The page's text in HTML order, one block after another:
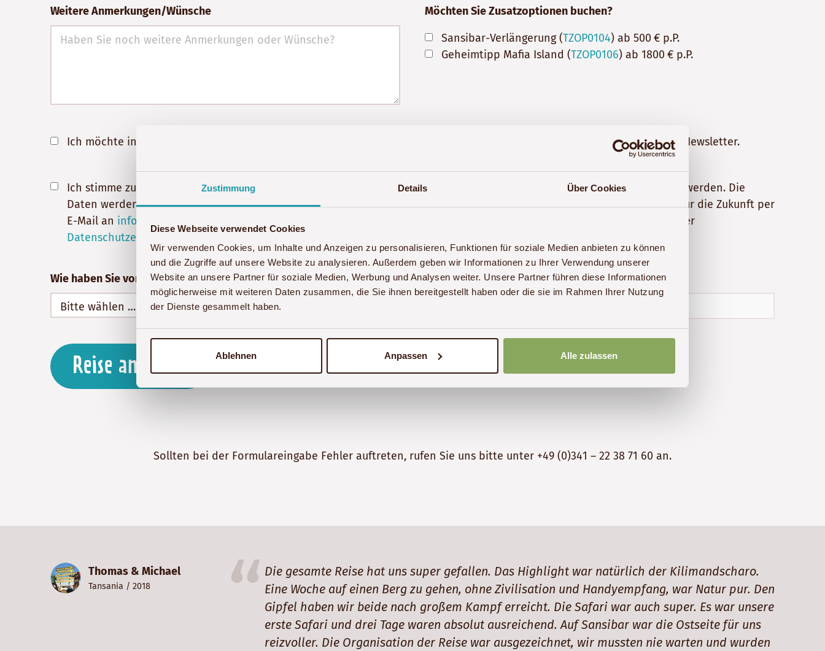
Zustimmung Details Über Cookies
Diese Webseite verwendet Cookies
Wir verwenden Cookies, um Inhalte und Anzeigen zu personalisieren, Funktionen für soziale Medien anbieten zu können
und die Zugriffe auf unsere Website zu analysieren. Außerdem geben wir Informationen zu Ihrer Verwendung unserer
Website an unsere Partner für soziale Medien, Werbung und Analysen weiter. Unsere Partner führen diese Informationen
möglicherweise mit weiteren Daten zusammen, die Sie ihnen bereitgestellt haben oder die sie im Rahmen Ihrer Nutzung
der Dienste gesammelt haben.
Ablehnen Anpassen Alle zulassen
Weitere Anmerkungen/Wünsche
Möchten Sie Zusatzoptionen buchen?
Sansibar-Verlängerung (TZOP0104) ab 500 € p.P.
Geheimtipp Mafia Island (TZOP0106) ab 1800 € p.P.
Ich möchte in Zukunft über aktuelle Angebote und neue Reisen von Akwaba Afrika informiert werden und abonniere den Newsletter.
Ich stimme zu, dass meine Angaben aus dem Kontaktformular zur Beantwortung meiner Anfrage erhoben und verarbeitet werden. Die
Daten werden nach abgeschlossener Bearbeitung Ihrer Anfrage gelöscht. Hinweis: Sie können Ihre Einwilligung jederzeit für die Zukunft per
E-Mail an info@akwaba-afrika.de
widerrufen. Detaillierte Informationen zum Umgang mit Nutzerdaten finden Sie in unserer
Datenschutzerklärung
Wie haben Sie von Akwaba Afrika erfahren?
Reise anfragen
Sollten bei der Formulareingabe Fehler auftreten, rufen Sie uns bitte unter +49 (0)341 – 22 38 71 60 an.
Thomas & Michael
Tansania / 2018
Die gesamte Reise hat uns super gefallen. Das Highlight war natürlich der Kilimandscharo.
Eine Woche auf einen Berg zu gehen, ohne Zivilisation und Handyempfang, war Natur pur. Den
Gipfel haben wir beide nach großem Kampf erreicht. Die Safari war auch super. Es war unsere
erste Safari und drei Tage waren absolut ausreichend. Auf Sansibar war die Ostseite für uns
reizvoller. Die Organisation der Reise war ausgezeichnet, wir mussten nie warten und wurden